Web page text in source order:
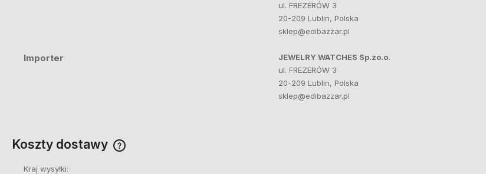
ul. FREZERÓW 3
20-209 Lublin, Polska
sklep@edibazzar.pl
Importer
JEWELRY WATCHES Sp.zo.o.
ul. FREZERÓW 3
20-209 Lublin, Polska
sklep@edibazzar.pl
Koszty dostawy
Kraj wysyłki: